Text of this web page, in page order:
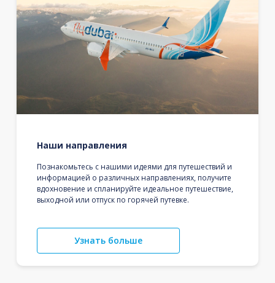
Наши направления
Познакомьтесь с нашими идеями для путешествий и
информацией о различных направлениях, получите
вдохновение и спланируйте идеальное путешествие,
выходной или отпуск по горячей путевке.
Узнать больше